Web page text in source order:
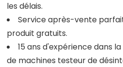
les délais.
Service après-vente
produit gratuits.
15 ans d'expérience dans
de machines testeur de